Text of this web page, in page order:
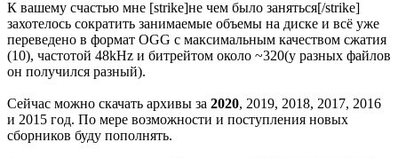
К вашему счастью мне [strike]не чем было заняться[/strike]
захотелось сократить занимаемые объемы на диске и всё уже
переведено в формат OGG с максимальным качеством сжатия
(10), частотой 48kHz и битрейтом около ~320(у разных файлов
он получился разный).
Сейчас можно скачать архивы за 2020, 2019, 2018, 2017, 2016
и 2015 год. По мере возможности и поступления новых
сборников буду пополнять.